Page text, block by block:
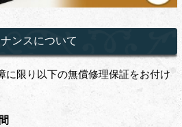
ンスについて
に限り以下の無償修理保証をお付け